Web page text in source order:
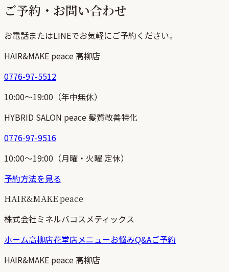
ご予約・お問い合わせ
お電話またはLINEでお気軽にご予約ください。
HAIR&MAKE peace 高柳店
0776-97-5512
10:00〜19:00 （年中無休）
HYBRID SALON peace 髪質改善特化
0776-97-9516
10:00〜19:00 （月曜・火曜 定休）
予約方法を見る
HAIR&MAKE peace
株式会社ミネルバコスメティックス
ホーム高柳店花堂店メニューお悩みQ&Aご予約
HAIR&MAKE peace 高柳店